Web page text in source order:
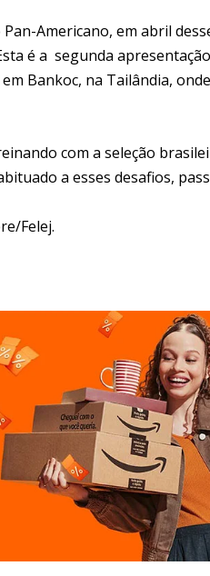
Americano, em abril
é a segunda
Bankoc, na Tailândia,
com a seleção
a esses desafios,
Felej.